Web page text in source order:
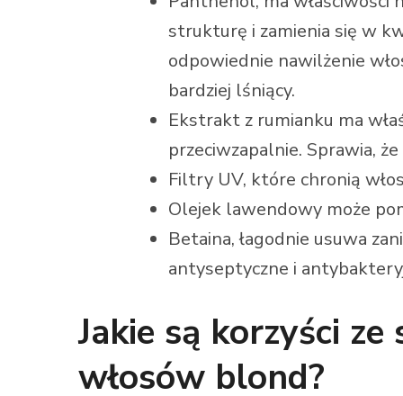
strukturę i zamienia się w
odpowiednie nawilżenie
bardziej lśniący.
Ekstrakt z rumianku ma
przeciwzapalnie. Sprawia,
Filtry UV, które chronią
Olejek lawendowy może
Betaina, łagodnie usuwa
antyseptyczne i
Jakie są korzyści
włosów blond?